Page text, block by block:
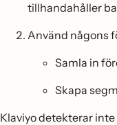
tillhandahåller
Använd någons
Samla in
Skapa
Klaviyo detekterar